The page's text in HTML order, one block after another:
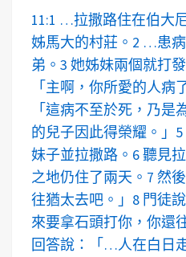
11:1 …拉撒路住在伯大
姊馬大的村莊。2 …患
弟。3 她姊妹兩個就打
「主啊，你所愛的人病
「這病不至於死，乃是
的兒子因此得榮耀。」
妹子並拉撒路。6 聽見
之地仍住了兩天。7 然
往猶太去吧。」8 門徒
來要拿石頭打你，你還
回答說：「…人在白日